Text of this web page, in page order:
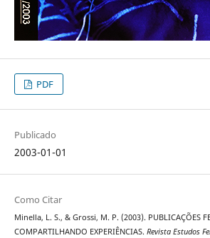
PDF
Publicado
2003-01-01
Como Citar
Minella, L. S., & Grossi, M. P. (2003). PUBLICAÇÕES
COMPARTILHANDO EXPERIÊNCIAS. Revista Estudos